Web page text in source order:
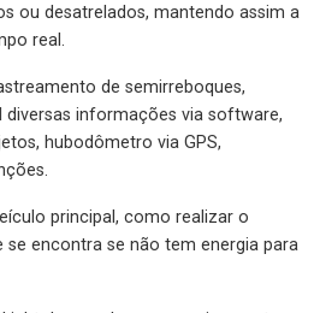
ou desatrelados, mantendo assim a
real.
de semirreboques,
informações via software,
hubodômetro via GPS,
principal, como realizar o
encontra se não tem energia para